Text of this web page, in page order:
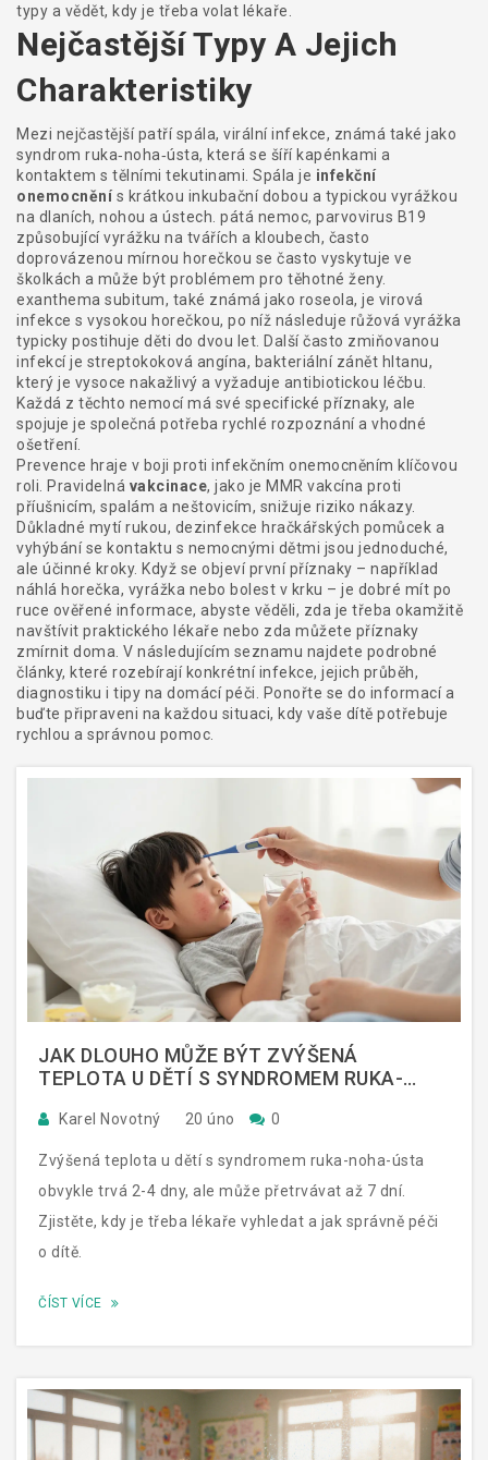
typy a vědět, kdy je třeba volat lékaře.
Nejčastější Typy A Jejich
Charakteristiky
Mezi nejčastější patříspála, virální infekce, známá také jako
syndrom ruka‑noha‑ústa, která se šíří kapénkami a
kontaktem s tělními tekutinami . Spála je infekční
onemocnění s krátkou inkubační dobou a typickou vyrážkou
na dlaních, nohou a ústech. pátá nemoc, parvovirus B19
způsobující vyrážku na tvářích a kloubech, často
doprovázenou mírnou horečkou se často vyskytuje ve
školkách a může být problémem pro těhotné ženy.
exanthema subitum, také známá jako roseola, je virová
infekce s vysokou horečkou, po níž následuje růžová vyrážka
typicky postihuje děti do dvou let. Další často zmiňovanou
infekcí je streptokoková angína, bakteriální zánět hltanu,
který je vysoce nakažlivý a vyžaduje antibiotickou léčbu
Každá z těchto nemocí má své specifické příznaky, ale
spojuje je společná potřeba rychlé rozpoznání a vhodné
ošetření.
Prevence hraje v boji proti infekčním onemocněním klíčovou
roli. Pravidelná vakcinace, jako je MMR vakcína proti
příušnicím, spalám a neštovicím, snižuje riziko nákazy.
Důkladné mytí rukou, dezinfekce hračkářských pomůcek a
vyhýbání se kontaktu s nemocnými dětmi jsou jednoduché,
ale účinné kroky. Když se objeví první příznaky – například
náhlá horečka, vyrážka nebo bolest v krku – je dobré mít po
ruce ověřené informace, abyste věděli, zda je třeba okamžitě
navštívit praktického lékaře nebo zda můžete příznaky
zmírnit doma. V následujícím seznamu najdete podrobné
články, které rozebírají konkrétní infekce, jejich průběh,
diagnostiku i tipy na domácí péči. Ponořte se do informací a
buďte připraveni na každou situaci, kdy vaše dítě potřebuje
rychlou a správnou pomoc.
JAK DLOUHO MŮŽE BÝT ZVÝŠENÁ
TEPLOTA U DĚTÍ S SYNDROMEM RUKA-
Karel Novotný 20 úno 0
Zvýšená teplota u dětí s syndromem ruka-noha-ústa
obvykle trvá 2-4 dny, ale může přetrvávat až 7 dní.
Zjistěte, kdy je třeba lékaře vyhledat a jak správně péči
o dítě.
ČÍST VÍCE